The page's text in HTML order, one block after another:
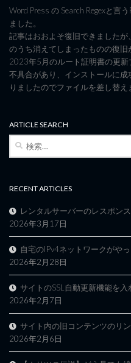
Word Press の Search Regexと言
ました。
記事はおおよそ復旧できましたが、
のうち消えてしまったものの復旧
2023年5月のルート証明書の更
不具合があり、インストールに
りましたのでファイルを差し替え
ARTICLE SEARCH
RECENT ARTICLES
レンタルサーバーのレスポン
2026年3月17日
自宅のIPv4ネットワークがや
2026年2月28日
サイトのSSL自動更新機能を
2026年2月7日
サイト内の旧コンテンツのリ
2026年2月6日